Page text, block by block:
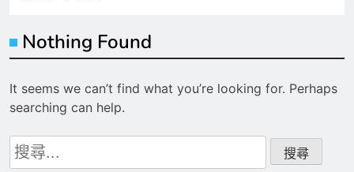
Nothing Found
It seems we can’t find what you’re looking for. Perhaps
searching can help.
搜
尋